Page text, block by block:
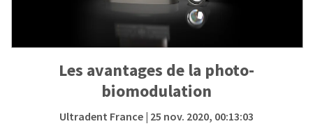
Les avantages de la photo-
biomodulation
Ultradent France| 25 nov. 2020, 00:13:03